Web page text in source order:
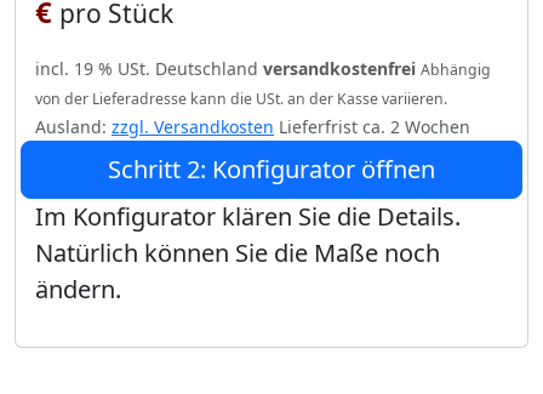
€ pro Stück
incl. 19 % USt. Deutschland versandkostenfrei Abhängig
von der Lieferadresse kann die USt. an der Kasse variieren.
Ausland: zzgl. Versandkosten Lieferfrist ca. 2 Wochen
Schritt 2: Konfigurator öffnen
Im Konfigurator klären Sie die Details.
Natürlich können Sie die Maße noch
ändern.